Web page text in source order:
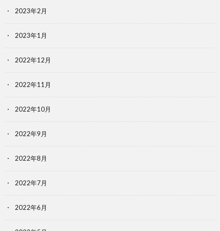
2023年2月
2023年1月
2022年12月
2022年11月
2022年10月
2022年9月
2022年8月
2022年7月
2022年6月